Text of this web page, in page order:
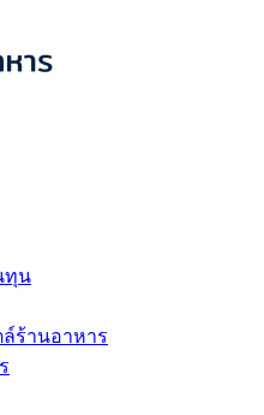
ทุน
ร้านอาหาร